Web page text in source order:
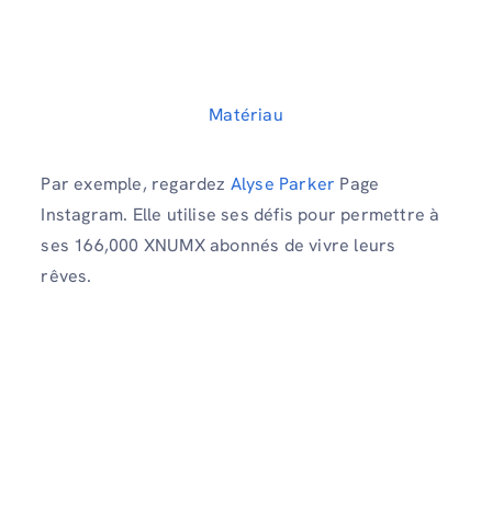
Matériau
Par exemple, regardez Alyse Parker Page
Instagram. Elle utilise ses défis pour permettre à
ses 166,000 XNUMX abonnés de vivre leurs
rêves.